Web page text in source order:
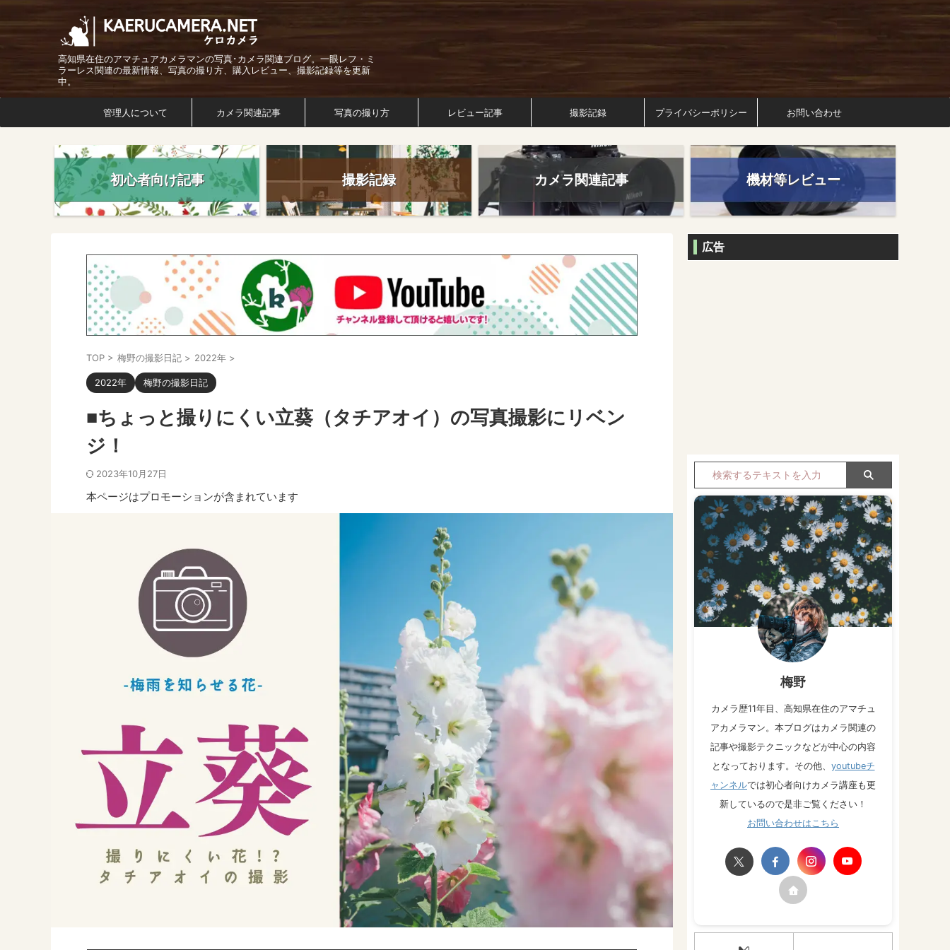
高知県在住のアマチュアカメラマンの写真･カメラ関連ブログ。一眼レフ・ミ
ラーレス関連の最新情報、写真の撮り方、購入レビュー、撮影記録等を更新
中。
管理人について カメラ関連記事 写真の撮り方 レビュー記事 撮影記録 プライバシーポリシー お問い合わせ
初心者向け記事 撮影記録 カメラ関連記事 機材等レビュー
TOP > 梅野の撮影日記 > 2022年 >
2022年 梅野の撮影日記
■ちょっと撮りにくい立葵（タチアオイ）の写真撮影にリベン
ジ！
2023年10月27日
本ページはプロモーションが含まれています
広告
梅野
カメラ歴11年目、高知県在住のアマチュ
アカメラマン。本ブログはカメラ関連の
記事や撮影テクニックなどが中心の内容
となっております。その他、 youtubeチ
ャンネルでは初心者向けカメラ講座も更
新しているので是非ご覧ください！
お問い合わせはこちら